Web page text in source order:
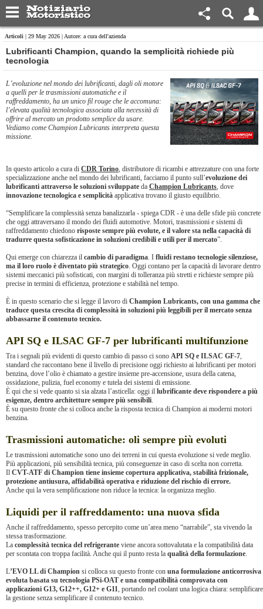
Articoli | 29 May 2026 | Autore: a cura dell'azienda
Lubrificanti Champion, quando la semplicità richiede più
tecnologia
L’evoluzione nel mondo dei lubrificanti, dagli oli motore
a quelli per le trasmissioni automatiche e il
raffreddamento, ha un unico fil rouge che le accomuna:
l’elevata qualità tecnologica associata alla necessità di
offrire al mercato un prodotto semplice da usare.
Vediamo come Champion Lubricants interpreta questa
missione.
In questo articolo a cura di CDR Torino, distributore di ricambi e attrezzature con una forte
specializzazione anche nel mondo dei lubrificanti, facciamo il punto sull’evoluzione dei
lubrificanti attraverso le soluzioni sviluppate da Champion Lubricants, dove
innovazione tecnologica e semplicità applicativa trovano il giusto equilibrio.
“Semplificare la complessità senza banalizzarla - spiega CDR - è una delle sfide più concrete
che oggi attraversano il mondo dei fluidi automotive. Motori, trasmissioni e sistemi di
raffreddamento chiedono risposte sempre più evolute, e il valore sta nella capacità di
tradurre questa sofisticazione in soluzioni credibili e utili per il mercato”.
Qui emerge con chiarezza il cambio di paradigma. I fluidi restano tecnologie silenziose,
ma il loro ruolo è diventato più strategico. Oggi contano per la capacità di lavorare dentro
sistemi meccanici più sofisticati, con margini di tolleranza più stretti e richieste sempre più
precise in termini di efficienza, protezione e stabilità nel tempo.
È in questo scenario che si legge il lavoro di Champion Lubricants, con una gamma che
traduce questa crescita di complessità in soluzioni più leggibili per il mercato senza
abbassarne il contenuto tecnico.
API SQ e ILSAC GF-7 per lubrificanti multifunzione
Tra i segnali più evidenti di questo cambio di passo ci sono API SQ e ILSAC GF-7,
standard che raccontano bene il livello di precisione oggi richiesto ai lubrificanti per motori
benzina, dove l’olio è chiamato a gestire insieme pre-accensione, usura della catena,
ossidazione, pulizia, fuel economy e tutela dei sistemi di emissione.
È qui che si vede quanto si sia alzata l’asticella: oggi il lubrificante deve rispondere a più
esigenze, dentro architetture sempre più sensibili.
È su questo fronte che si colloca anche la risposta tecnica di Champion ai moderni motori
benzina.
Trasmissioni automatiche: oli sempre più evoluti
Le trasmissioni automatiche sono uno dei terreni in cui questa evoluzione si vede meglio.
Più applicazioni, più sensibilità tecnica, più conseguenze in caso di scelta non corretta.
Il CVT-ATF di Champion tiene insieme copertura applicativa, stabilità frizionale,
protezione antiusura, affidabilità operativa e riduzione del rischio di errore.
Anche qui la vera semplificazione non riduce la tecnica: la organizza meglio.
Liquidi per il raffreddamento: una nuova sfida
Anche il raffreddamento, spesso percepito come un’area meno “narrabile”, sta vivendo la
stessa trasformazione.
La complessità tecnica del refrigerante viene ancora sottovalutata e la compatibilità data
per scontata con troppa facilità. Anche qui il punto resta la qualità della formulazione.
L’EVO LL di Champion si colloca su questo fronte con una formulazione anticorrosiva
evoluta basata su tecnologia PSi-OAT e una compatibilità comprovata con
applicazioni G13, G12++, G12+ e G11, portando nel coolant una logica chiara: semplificare
la gestione senza semplificare il contenuto tecnico.